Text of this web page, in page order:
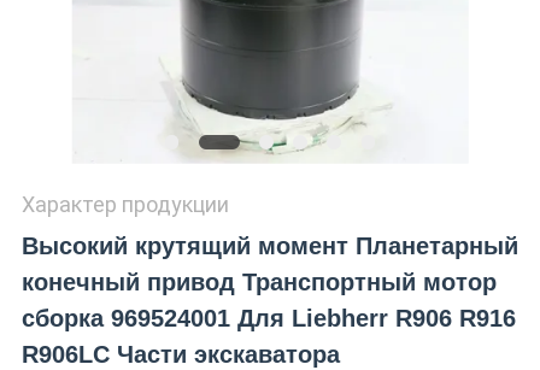
Характер продукции
Высокий крутящий момент Планетарный
конечный привод Транспортный мотор
сборка 969524001 Для Liebherr R906 R916
R906LC Части экскаватора